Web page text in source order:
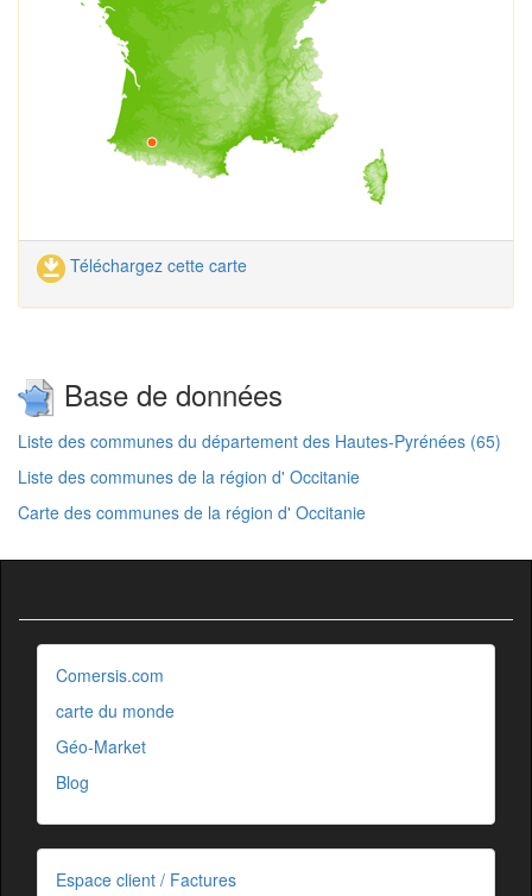
Téléchargez cette carte
Base de données
Liste des communes du département des Hautes-Pyrénées (65)
Liste des communes de la région d' Occitanie
Carte des communes de la région d' Occitanie
Comersis.com
carte du monde
Géo-Market
Blog
Espace client / Factures